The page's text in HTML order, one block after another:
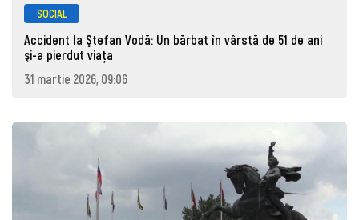
SOCIAL
Accident la Ştefan Vodă: Un bărbat în vârstă de 51 de ani
şi-a pierdut viaţa
31 martie 2026, 09:06